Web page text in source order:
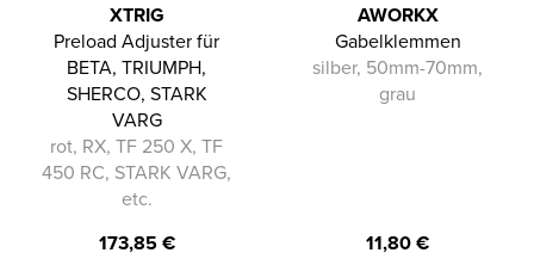
XTRIG
Preload Adjuster für
BETA, TRIUMPH,
SHERCO, STARK
VARG
rot, RX, TF 250 X, TF
450 RC, STARK VARG,
etc.
173,85€
AWORKX
Gabelklemmen
silber, 50mm-70mm,
grau
11,80€